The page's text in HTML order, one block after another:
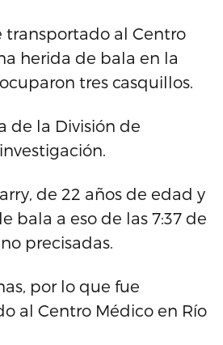
transportado al Centro
herida de bala en la
tres casquillos.
de la División de
de 22 años de edad y
bala a eso de las 7:37 de
precisadas.
por lo que fue
al Centro Médico en Río